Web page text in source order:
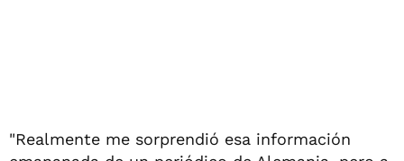
"Realmente me sorprendió esa información